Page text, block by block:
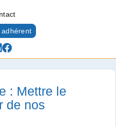
adhérent
: Mettre le
de nos